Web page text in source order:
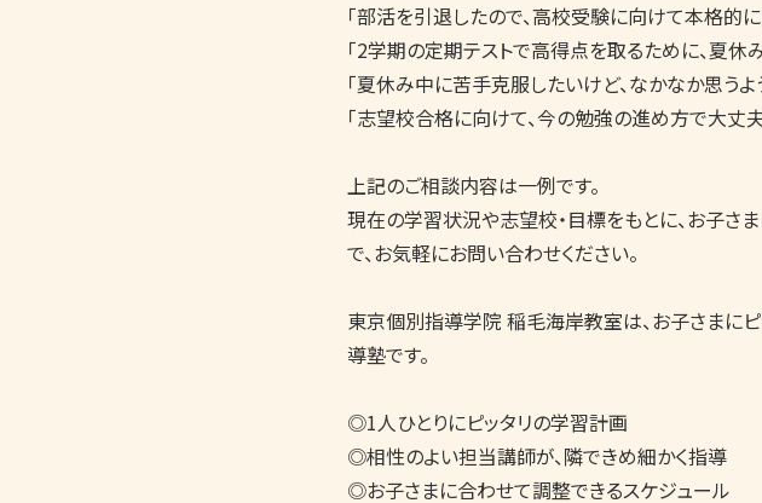
「部活を引退したので、高校受験に向けて本格的
「2学期の定期テストで高得点を取るために、夏休
「夏休み中に苦手克服したいけど、なかなか思う
「志望校合格に向けて、今の勉強の進め方で大丈
上記のご相談内容は一例です。
現在の学習状況や志望校・目標をもとに、お子さ
で、お気軽にお問い合わせください。
東京個別指導学院 稲毛海岸教室は、お子さまに
導塾です。
◎1人ひとりにピッタリの学習計画
◎相性のよい担当講師が、隣できめ細かく指導
◎お子さまに合わせて調整できるスケジュール